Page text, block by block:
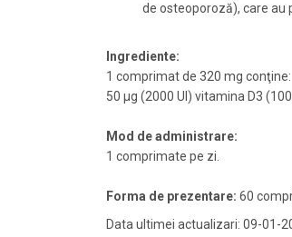
de osteoporoză), care au
Ingrediente:
1 comprimat de 320 mg conţine:
50 µg (2000 UI) vitamina D3
Mod de administrare:
1 comprimate pe zi.
Forma de prezentare: 60
Data ultimei actualizari: 09-01-